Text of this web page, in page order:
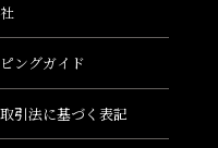
ングガイド
引法に基づく表記